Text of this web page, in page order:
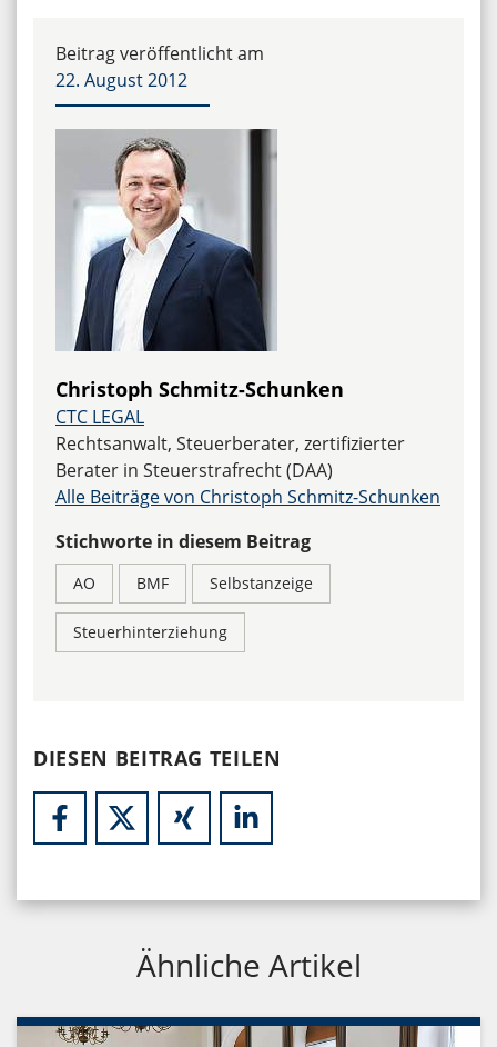
Beitrag veröffentlicht am
22. August 2012
Christoph Schmitz-Schunken
CTC LEGAL
Rechtsanwalt, Steuerberater, zertifizierter
Berater in Steuerstrafrecht (DAA)
Alle Beiträge von Christoph Schmitz-Schunken
Stichworte in diesem Beitrag
AO BMF Selbstanzeige
Steuerhinterziehung
DIESEN BEITRAG TEILEN
Ähnliche Artikel